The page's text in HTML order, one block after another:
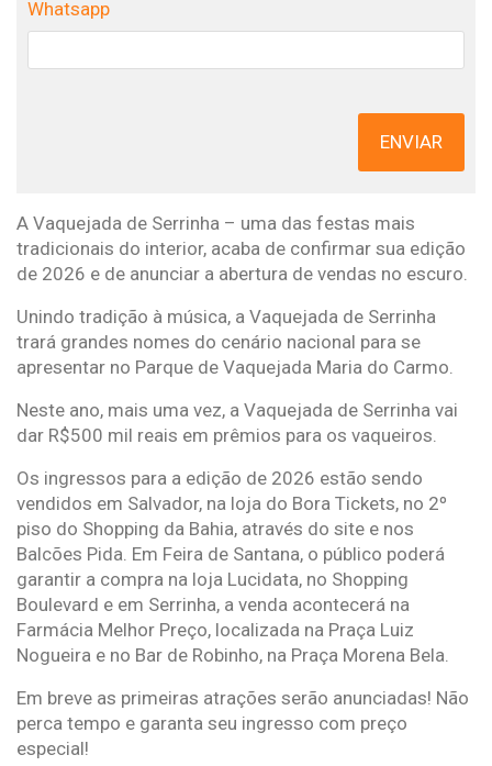
Whatsapp
ENVIAR
A Vaquejada de Serrinha – uma das festas mais
tradicionais do interior, acaba de confirmar sua edição
de 2026 e de anunciar a abertura de vendas no escuro.
Unindo tradição à música, a Vaquejada de Serrinha
trará grandes nomes do cenário nacional para se
apresentar no Parque de Vaquejada Maria do Carmo.
Neste ano, mais uma vez, a Vaquejada de Serrinha vai
dar R$500 mil reais em prêmios para os vaqueiros.
Os ingressos para a edição de 2026 estão sendo
vendidos em Salvador, na loja do Bora Tickets, no 2º
piso do Shopping da Bahia, através do site e nos
Balcões Pida. Em Feira de Santana, o público poderá
garantir a compra na loja Lucidata, no Shopping
Boulevard e em Serrinha, a venda acontecerá na
Farmácia Melhor Preço, localizada na Praça Luiz
Nogueira e no Bar de Robinho, na Praça Morena Bela.
Em breve as primeiras atrações serão anunciadas! Não
perca tempo e garanta seu ingresso com preço
especial!